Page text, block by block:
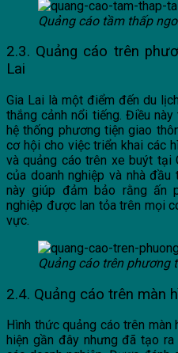
Quảng cáo tầm thấp
2.3. Quảng cáo trên
Lai
Gia Lai là một điểm đến du
thắng cảnh nổi tiếng. Điều
hệ thống phương tiện giao
cơ hội cho việc triển khai các
và quảng cáo trên xe buýt tại
của doanh nghiệp và nhà
này giúp đảm bảo rằng ấn
nghiệp được lan tỏa trên mọi
vực.
Quảng cáo trên phương
2.4. Quảng cáo trên màn
Hình thức quảng cáo trên
hiện gần đây nhưng đã tạo